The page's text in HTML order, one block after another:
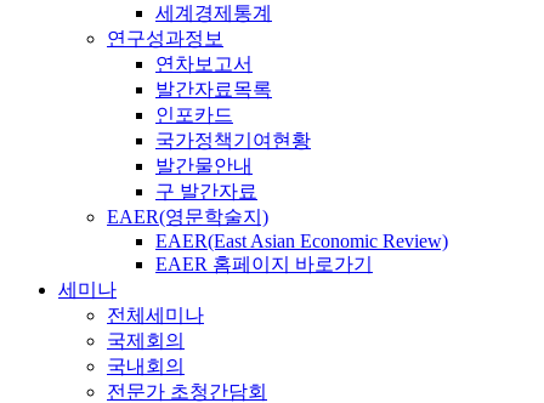
세계경제통계
연구성과정보
연차보고서
발간자료목록
인포카드
국가정책기여현황
발간물안내
구 발간자료
EAER(영문학술지)
EAER(East Asian Economic Review)
EAER 홈페이지 바로가기
세미나
전체세미나
국제회의
국내회의
전문가 초청간담회